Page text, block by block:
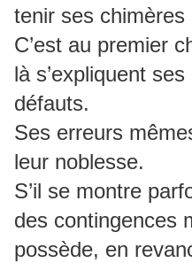
tenir ses chimères
C’est au premier
là s’expliquent
défauts.
Ses erreurs
leur noblesse.
S’il se montre
des contingences
possède, en